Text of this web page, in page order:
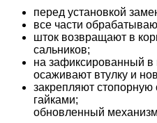
перед установкой
все части
шток возвращают в
сальников;
на зафиксированный в
осаживают втулку и
закрепляют
гайками;
обновленный